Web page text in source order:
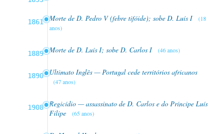
1861 Morte de D. Pedro V (febre tifóide); sobe D. Luís I
(18
anos)
1889 Morte de D. Luís I; sobe D. Carlos I (46 anos)
1890 Ultimato Inglês — Portugal cede territórios africanos
(47 anos)
1908
Regicídio — assassinato de D. Carlos e do Príncipe Luís
Filipe
(65 anos)